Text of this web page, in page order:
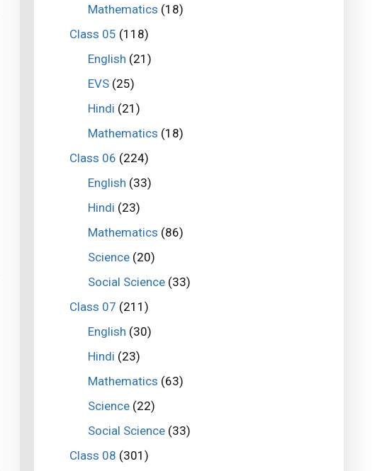
Mathematics (18)
Class 05 (118)
English (21)
EVS(25)
Hindi (21)
Mathematics (18)
Class 06 (224)
English (33)
Hindi (23)
Mathematics (86)
Science(20)
Social Science(33)
Class 07 (211)
English (30)
Hindi (23)
Mathematics (63)
Science(22)
Social Science(33)
Class 08 (301)